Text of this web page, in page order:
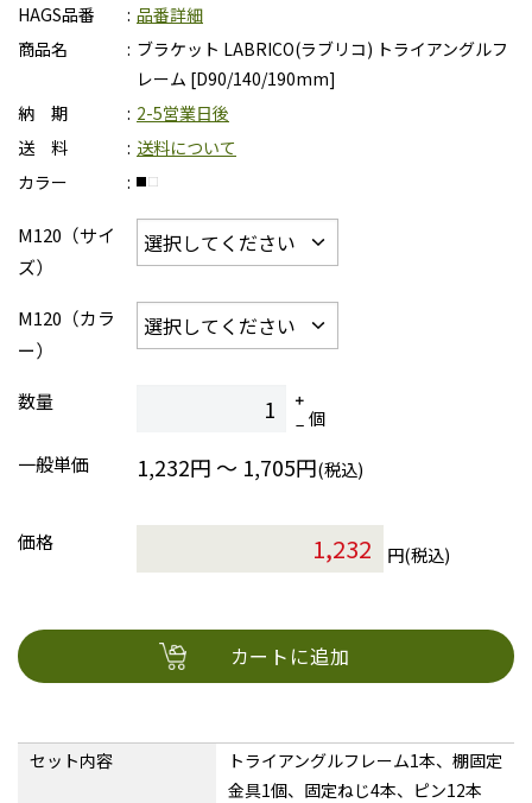
HAGS品番
品番詳細
商品名
ブラケット LABRICO(ラブリコ) トライアングルフ
レーム [D90/140/190mm]
納 期
2-5営業日後
送 料
送料について
カラー
M120（サイ
ズ）
M120（カラ
ー）
数量
個
一般単価
1,232円 ～ 1,705円(税込)
価格
円(税込)
カートに追加
セット内容
トライアングルフレーム1本、棚固定
金具1個、固定ねじ4本、ピン12本